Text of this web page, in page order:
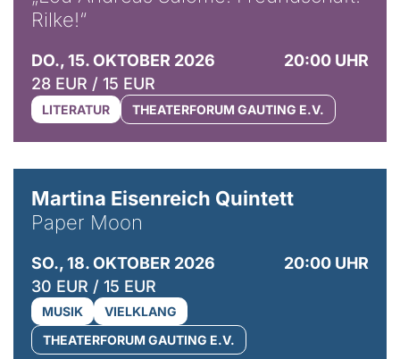
Rilke!“
DO., 15. OKTOBER 2026
20:00 UHR
28 EUR / 15 EUR
LITERATUR THEATERFORUM GAUTING E.V.
Martina Eisenreich Quintett
Paper Moon
SO., 18. OKTOBER 2026
20:00 UHR
30 EUR / 15 EUR
MUSIK
VIELKLANG
THEATERFORUM GAUTING E.V.